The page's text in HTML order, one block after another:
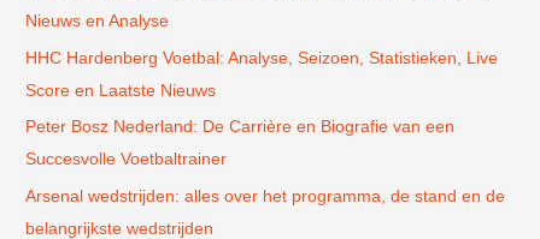
a
r
:
Nieuws en Analyse
HHC Hardenberg Voetbal: Analyse, Seizoen, Statistieken, Live
Score en Laatste Nieuws
Peter Bosz Nederland: De Carrière en Biografie van een
Succesvolle Voetbaltrainer
Arsenal wedstrijden: alles over het programma, de stand en de
belangrijkste wedstrijden